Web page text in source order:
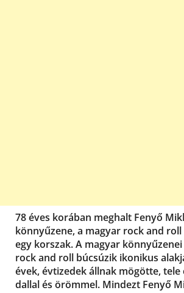
78 éves korában meghalt Fenyő
könnyűzene, a magyar rock and
egy korszak. A magyar
rock and roll búcsúzik ikonikus
évek, évtizedek állnak mögötte, tele
dallal és örömmel. Mindezt Fenyő